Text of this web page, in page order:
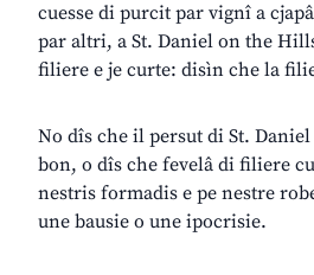
cuesse di purcit par vignî a
par altri, a St. Daniel on the
filiere e je curte: disìn che la
No dîs che il persut di St.
bon, o dîs che fevelâ di filiere
nestris formadis e pe nestre
une bausie o une ipocrisie.